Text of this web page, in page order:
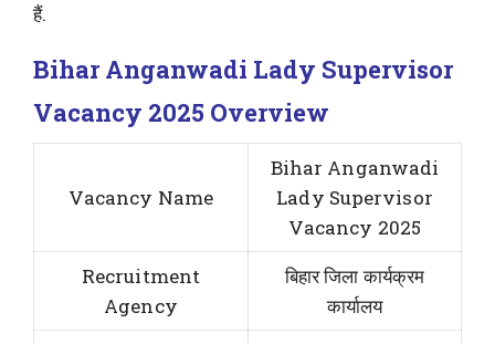
हैं.
Bihar Anganwadi Lady Supervisor
Vacancy 2025 Overview
Vacancy Name
Bihar Anganwadi
Lady Supervisor
Vacancy 2025
Recruitment
Agency
बिहार जिला कार्यक्रम
कार्यालय